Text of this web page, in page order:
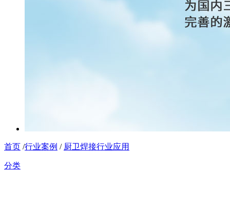
首页 /行业案例 / 厨卫焊接行业应用
分类